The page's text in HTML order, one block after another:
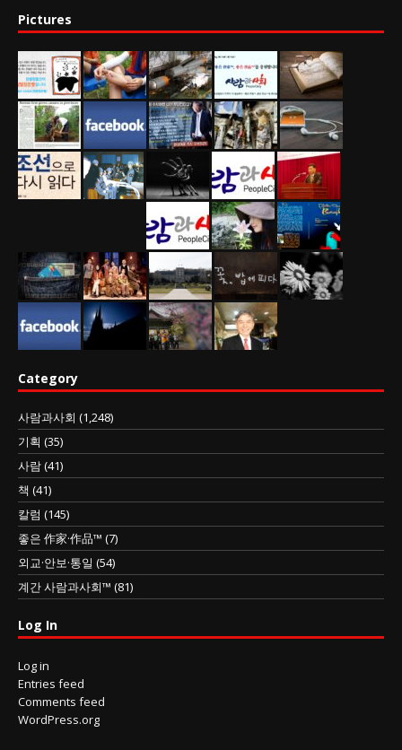
Pictures
Category
사람과사회 (1,248)
기획 (35)
사람(41)
책 (41)
칼럼 (145)
좋은 作家·作品™ (7)
외교·안보·통일 (54)
계간 사람과사회™ (81)
Log In
Log in
Entries feed
Comments feed
WordPress.org